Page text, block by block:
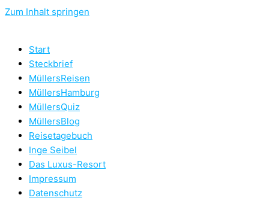
Zum Inhalt springen
Start
Steckbrief
MüllersReisen
MüllersHamburg
MüllersQuiz
MüllersBlog
Reisetagebuch
Inge Seibel
Das Luxus-Resort
Impressum
Datenschutz